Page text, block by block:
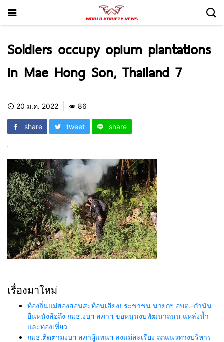
Soldiers occupy opium plantations
in Mae Hong Son, Thailand 7
20 ม.ค. 2022 86
share tweet share
เรื่องมาใหม่
ท้องถิ่นแม่ฮ่องสอนสะท้อนเสียงประชาชน นายกฯ อบต.-กำนัน
ยื่นหนังสือถึง กมธ.งบฯ สภาฯ ขอหนุนงบพัฒนาถนน แหล่งน้ำ
และท่องเที่ยว
กมธ.ติดตามงบฯ สภาผู้แทนฯ ลงแม่สะเรียง ถกแนวทางบริหาร